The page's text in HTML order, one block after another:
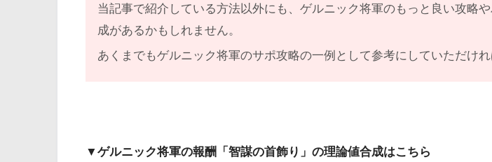
当記事で紹介している方法以外にも、ゲルニック将軍のもっと良い攻略
成があるかもしれません。
あくまでもゲルニック将軍のサポ攻略の一例として参考にしていただけれ
▼ゲルニック将軍の報酬「智謀の首飾り」の理論値合成はこちら